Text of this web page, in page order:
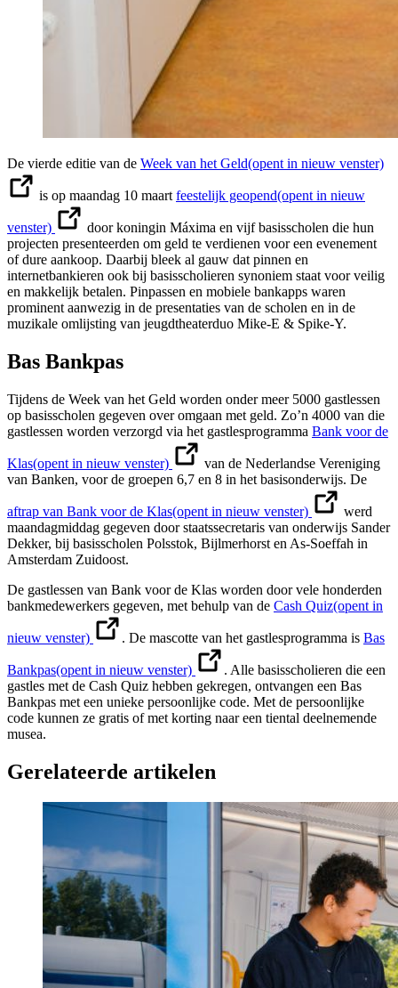
De vierde editie van de Week van het Geld(opent in nieuw venster)
is op maandag 10 maart feestelijk geopend(opent in nieuw
venster)
door koningin Máxima en vijf basisscholen die hun
projecten presenteerden om geld te verdienen voor een evenement
of dure aankoop. Daarbij bleek al gauw dat pinnen en
internetbankieren ook bij basisscholieren synoniem staat voor veilig
en makkelijk betalen. Pinpassen en mobiele bankapps waren
prominent aanwezig in de presentaties van de scholen en in de
muzikale omlijsting van jeugdtheaterduo Mike-E & Spike-Y.
Bas Bankpas
Tijdens de Week van het Geld worden onder meer 5000 gastlessen
op basisscholen gegeven over omgaan met geld. Zo’n 4000 van die
gastlessen worden verzorgd via het gastlesprogramma Bank voor de
Klas(opent in nieuw venster)
van de Nederlandse Vereniging
van Banken, voor de groepen 6,7 en 8 in het basisonderwijs. De
aftrap van Bank voor de Klas(opent in nieuw venster)
werd
maandagmiddag gegeven door staatssecretaris van onderwijs Sander
Dekker, bij basisscholen Polsstok, Bijlmerhorst en As-Soeffah in
Amsterdam Zuidoost.
De gastlessen van Bank voor de Klas worden door vele honderden
bankmedewerkers gegeven, met behulp van de Cash Quiz(opent in
nieuw venster) . De mascotte van het gastlesprogramma is Bas
Bankpas(opent in nieuw venster)
. Alle basisscholieren die een
gastles met de Cash Quiz hebben gekregen, ontvangen een Bas
Bankpas met een unieke persoonlijke code. Met de persoonlijke
code kunnen ze gratis of met korting naar een tiental deelnemende
musea.
Gerelateerde artikelen